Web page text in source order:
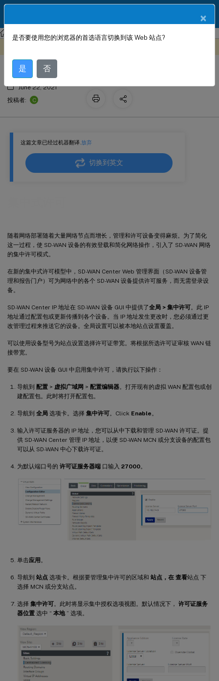
Citrix SD-WAN Citrix SD-WAN 11
这篇文章已经过机器翻译.放弃
切换到英文
随着网络部署随着大量网络节点而增长，管理和许可设备变得麻烦。为了简化
这一过程，使 SD-WAN 设备的有效登载和简化网络操作，引入了 SD-WAN 网络
的集中许可模式。
在新的集中式许可模型中，SD-WAN Center Web 管理界面（SD-WAN 设备管
理和报告门户）可为网络中的各个 SD-WAN 设备提供许可服务，而无需登录设
备。
SD-WAN Center IP 地址在 SD-WAN 设备 GUI 中提供了全局 > 集中许可。此 IP
地址通过配置包或更新传播到各个设备。当 IP 地址发生更改时，您必须通过更
改管理过程来推送它的设备。全局设置可以被本地站点设置覆盖。
可以使用设备型号为站点设置选择许可证带宽。将根据所选许可证审核 WAN 链
接带宽。
要在 SD-WAN 设备 GUI 中启用集中许可，请执行以下操作：
导航到 配置 > 虚拟广域网 > 配置编辑器。打开现有的虚拟 WAN 配置包或创
建配置包。此时将打开配置包。
导航到 全局 选项卡。选择 集中许可。Click Enable 。
输入许可证服务器的 IP 地址，您可以从中下载和管理 SD-WAN 许可证。提
供 SD-WAN Center 管理 IP 地址，以便 SD-WAN MCN 或分支设备的配置包
可以从 SD-WAN 中心下载许可证。
为默认端口号的 许可证服务器端 口输入 27000。
单击应用 。
导航到 站点 选项卡。根据要管理集中许可的区域和 站点，在 查看站点 下
选择 MCN 或分支站点。
选择 集中许可。此时将显示集中授权选项视图。默认情况下， 许可证服务
器位置 选中 “ 本地” 选项。
集中式许可
June 22, 2021
投稿者:
C
×
是否要使用您的浏览器的首选语言切换到该 Web 站点?
是 否